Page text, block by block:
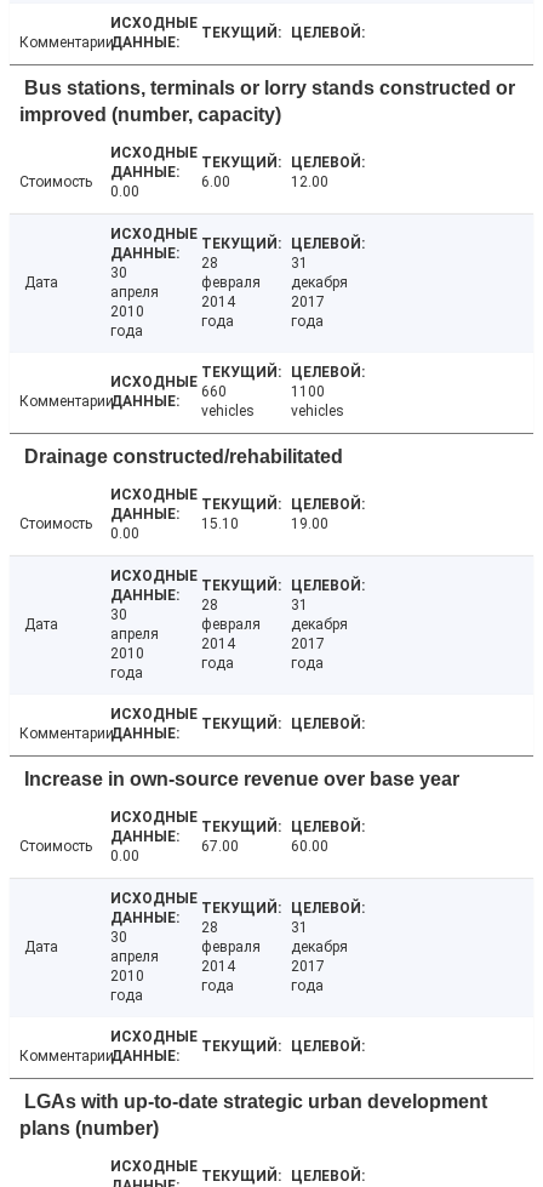
Комментарии
Bus stations, terminals or lorry stands constructed or
improved (number, capacity)
Стоимость
0.00
6.00 12.00
Дата
30
апреля
2010
года
28
февраля
2014
года
31
декабря
2017
года
Комментарии
660
vehicles
1100
vehicles
Drainage constructed/rehabilitated
Стоимость
0.00
15.10 19.00
Дата
30
апреля
2010
года
28
февраля
2014
года
31
декабря
2017
года
Комментарии
Increase in own-source revenue over base year
Стоимость
0.00
67.00 60.00
Дата
30
апреля
2010
года
28
февраля
2014
года
31
декабря
2017
года
Комментарии
LGAs with up-to-date strategic urban development
plans (number)